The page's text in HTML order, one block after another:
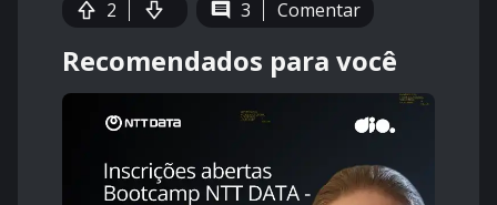
2 3 Comentar
Recomendados para você